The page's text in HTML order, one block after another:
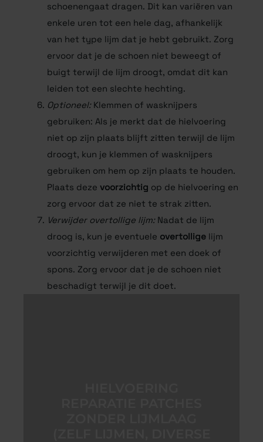
schoenengaat dragen. Dit kan variëren van
enkele uren tot een hele dag, afhankelijk
van het type lijm dat je hebt gebruikt. Zorg
ervoor dat je de schoen niet beweegt of
buigt terwijl de lijm droogt, omdat dit kan
leiden tot een slechte hechting.
Optioneel:Klemmen of wasknijpers
gebruiken: Als je merkt dat de hielvoering
niet op zijn plaats blijft zitten terwijl de lijm
droogt, kun je klemmen of wasknijpers
gebruiken om hem op zijn plaats te houden.
Plaats deze voorzichtig op de hielvoering en
zorg ervoor dat ze niet te strak zitten.
Verwijder overtollige lijm: Nadat de lijm
droog is, kun je eventuele overtollige lijm
voorzichtig verwijderen met een doek of
spons. Zorg ervoor dat je de schoen niet
beschadigt terwijl je dit doet.